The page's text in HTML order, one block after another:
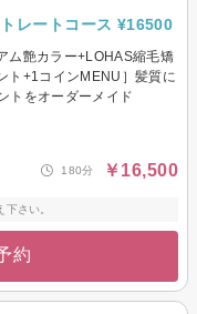
レートコース ¥16500
ム艶カラー+LOHAS縮毛矯
ト+1コインMENU］髪質に
トをオーダーメイド
180分 ￥16,500
さい。
約